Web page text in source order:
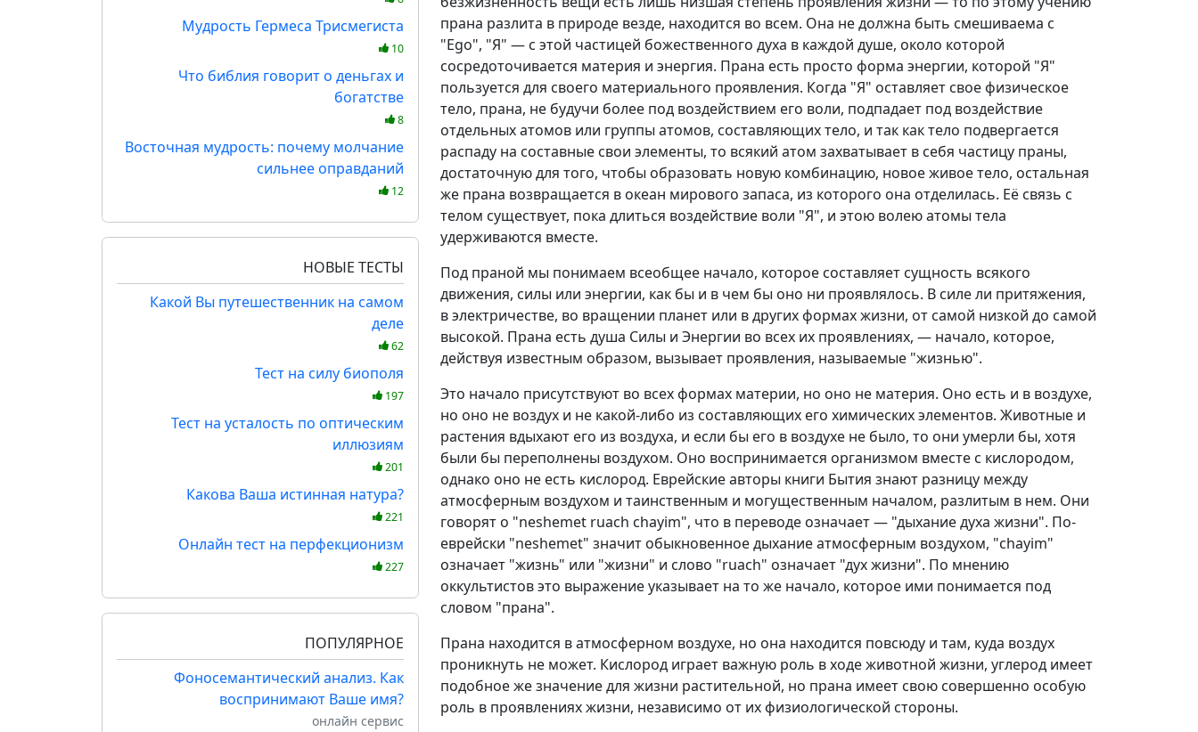
Мудрость Гермеса Трисмегиста
10
Что библия говорит о деньгах и
богатстве
8
Восточная мудрость: почему молчание
сильнее оправданий
12
НОВЫЕ ТЕСТЫ
Какой Вы путешественник на самом
деле
62
Тест на силу биополя
197
Тест на усталость по оптическим
иллюзиям
201
Какова Ваша истинная натура?
221
Онлайн тест на перфекционизм
227
ПОПУЛЯРНОЕ
Фоносемантический анализ. Как
воспринимают Ваше имя?
онлайн сервис
прана разлита в природе везде, находится во всем. Она не должна быть смешиваема с
"Ego", "Я" — с этой частицей божественного духа в каждой душе, около которой
сосредоточивается материя и энергия. Прана есть просто форма энергии, которой "Я"
пользуется для своего материального проявления. Когда "Я" оставляет свое физическое
тело, прана, не будучи более под воздействием его воли, подпадает под воздействие
отдельных атомов или группы атомов, составляющих тело, и так как тело подвергается
распаду на составные свои элементы, то всякий атом захватывает в себя частицу праны,
достаточную для того, чтобы образовать новую комбинацию, новое живое тело, остальная
же прана возвращается в океан мирового запаса, из которого она отделилась. Её связь с
телом существует, пока длиться воздействие воли "Я", и этою волею атомы тела
удерживаются вместе.
Под праной мы понимаем всеобщее начало, которое составляет сущность всякого
движения, силы или энергии, как бы и в чем бы оно ни проявлялось. В силе ли притяжения,
в электричестве, во вращении планет или в других формах жизни, от самой низкой до самой
высокой. Прана есть душа Силы и Энергии во всех их проявлениях, — начало, которое,
действуя известным образом, вызывает проявления, называемые "жизнью".
Это начало присутствуют во всех формах материи, но оно не материя. Оно есть и в воздухе,
но оно не воздух и не какой-либо из составляющих его химических элементов. Животные и
растения вдыхают его из воздуха, и если бы его в воздухе не было, то они умерли бы, хотя
были бы переполнены воздухом. Оно воспринимается организмом вместе с кислородом,
однако оно не есть кислород. Еврейские авторы книги Бытия знают разницу между
атмосферным воздухом и таинственным и могущественным началом, разлитым в нем. Они
говорят о "neshemet ruach chayim", что в переводе означает — "дыхание духа жизни". По-
еврейски "neshemet" значит обыкновенное дыхание атмосферным воздухом, "chayim"
означает "жизнь" или "жизни" и слово "ruach" означает "дух жизни". По мнению
оккультистов это выражение указывает на то же начало, которое ими понимается под
словом "прана".
Прана находится в атмосферном воздухе, но она находится повсюду и там, куда воздух
проникнуть не может. Кислород играет важную роль в ходе животной жизни, углерод имеет
подобное же значение для жизни растительной, но прана имеет свою совершенно особую
роль в проявлениях жизни, независимо от их физиологической стороны.